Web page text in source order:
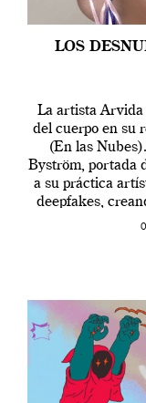
LOS
La artista Arvida
del cuerpo en su
(En las
Byström, portada
a su práctica
deepfakes,